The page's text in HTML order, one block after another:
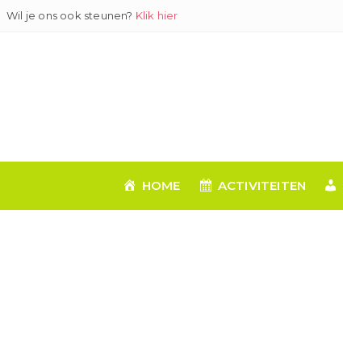
GaWil je ons ook steunen? Klik hier
HOME ACTIVITEITEN